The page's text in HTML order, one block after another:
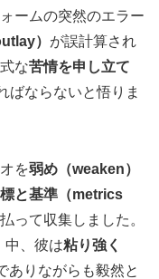
ームの突然のエラー
） が誤計算され
な苦情を申し立て
ばならないと悟りま
を弱め（weaken）
と基準（metrics
って収集しました。
中、彼は粘り強く
ありながらも毅然と